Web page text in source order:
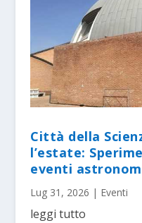
Città della
l’estate:
eventi
Lug 31, 2026 | Eventi
leggi tutto